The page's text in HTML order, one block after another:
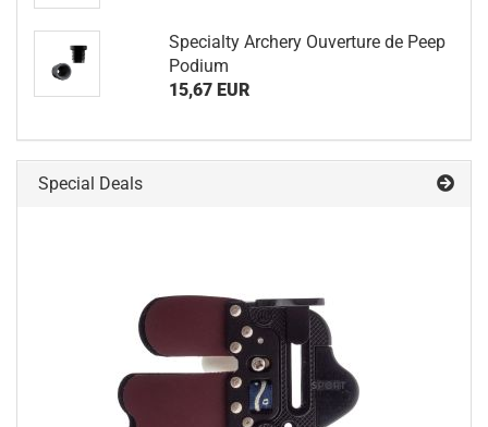
Specialty Archery Ouverture de Peep
Podium
15,67 EUR
Special Deals